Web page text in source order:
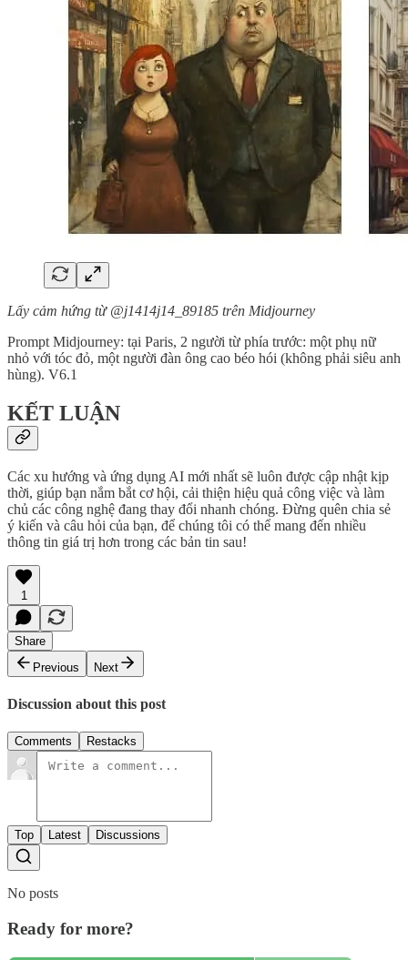
Lấy cảm hứng từ @j1414j14_89185 trên Midjourney
Prompt Midjourney: tại Paris, 2 người từ phía trước: một phụ nữ
nhỏ với tóc đỏ, một người đàn ông cao béo hói (không phải siêu anh
hùng). V6.1
KẾT LUẬN
Các xu hướng và ứng dụng AI mới nhất sẽ luôn được cập nhật kịp
thời, giúp bạn nắm bắt cơ hội, cải thiện hiệu quả công việc và làm
chủ các công nghệ đang thay đổi nhanh chóng. Đừng quên chia sẻ
ý kiến và câu hỏi của bạn, để chúng tôi có thể mang đến nhiều
thông tin giá trị hơn trong các bản tin sau!
1
Share
Previous
Next
Discussion about this post
Comments Restacks
Top Latest Discussions
No posts
Ready for more?